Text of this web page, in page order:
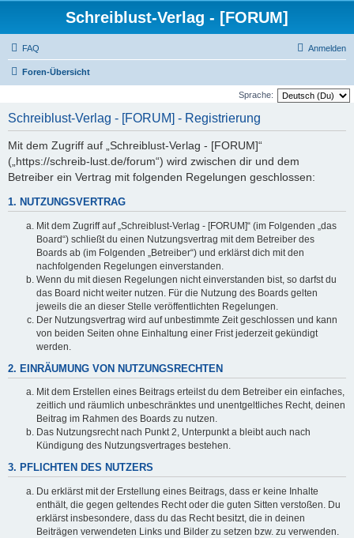
Schreiblust-Verlag - [FORUM]
FAQ Anmelden
Foren-Übersicht
Sprache:
Schreiblust-Verlag - [FORUM] - Registrierung
Mit dem Zugriff auf „Schreiblust-Verlag - [FORUM]“
(„https://schreib-lust.de/forum“) wird zwischen dir und dem
Betreiber ein Vertrag mit folgenden Regelungen geschlossen:
1. NUTZUNGSVERTRAG
Mit dem Zugriff auf „Schreiblust-Verlag - [FORUM]“ (im Folgenden „das
Board“) schließt du einen Nutzungsvertrag mit dem Betreiber des
Boards ab (im Folgenden „Betreiber“) und erklärst dich mit den
nachfolgenden Regelungen einverstanden.
Wenn du mit diesen Regelungen nicht einverstanden bist, so darfst du
das Board nicht weiter nutzen. Für die Nutzung des Boards gelten
jeweils die an dieser Stelle veröffentlichten Regelungen.
Der Nutzungsvertrag wird auf unbestimmte Zeit geschlossen und kann
von beiden Seiten ohne Einhaltung einer Frist jederzeit gekündigt
werden.
2. EINRÄUMUNG VON NUTZUNGSRECHTEN
Mit dem Erstellen eines Beitrags erteilst du dem Betreiber ein einfaches,
zeitlich und räumlich unbeschränktes und unentgeltliches Recht, deinen
Beitrag im Rahmen des Boards zu nutzen.
Das Nutzungsrecht nach Punkt 2, Unterpunkt a bleibt auch nach
Kündigung des Nutzungsvertrages bestehen.
3. PFLICHTEN DES NUTZERS
Du erklärst mit der Erstellung eines Beitrags, dass er keine Inhalte
enthält, die gegen geltendes Recht oder die guten Sitten verstoßen. Du
erklärst insbesondere, dass du das Recht besitzt, die in deinen
Beiträgen verwendeten Links und Bilder zu setzen bzw. zu verwenden.